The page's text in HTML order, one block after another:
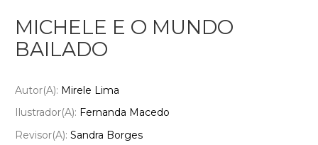
MICHELE E O MUNDO
BAILADO
Autor(a): Mirele Lima
Ilustrador(a): Fernanda Macedo
Revisor(a): Sandra Borges